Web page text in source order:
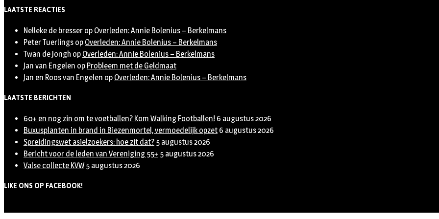
LAATSTE REACTIES
Nelleke de bresser op Overleden: Annie Bolenius – Berkelmans
Peter Tuerlings op Overleden: Annie Bolenius – Berkelmans
Twan de Jongh op Overleden: Annie Bolenius – Berkelmans
Jan van Engelen op Probleem met de Geldmaat
Jan en Roos van Engelen op Overleden: Annie Bolenius – Berkelmans
LAATSTE BERICHTEN
60+ en nog zin om te voetballen? Kom Walking Footballen! 6 augustus 2026
Buxusplanten in brand in Biezenmortel, vermoedelijk opzet 6 augustus 2026
Spreidingswet asielzoekers: hoe zit dat? 5 augustus 2026
Bericht voor de leden van Vereniging 55+ 5 augustus 2026
Valse collecte KVW 5 augustus 2026
LIKE ONS OP FACEBOOK!